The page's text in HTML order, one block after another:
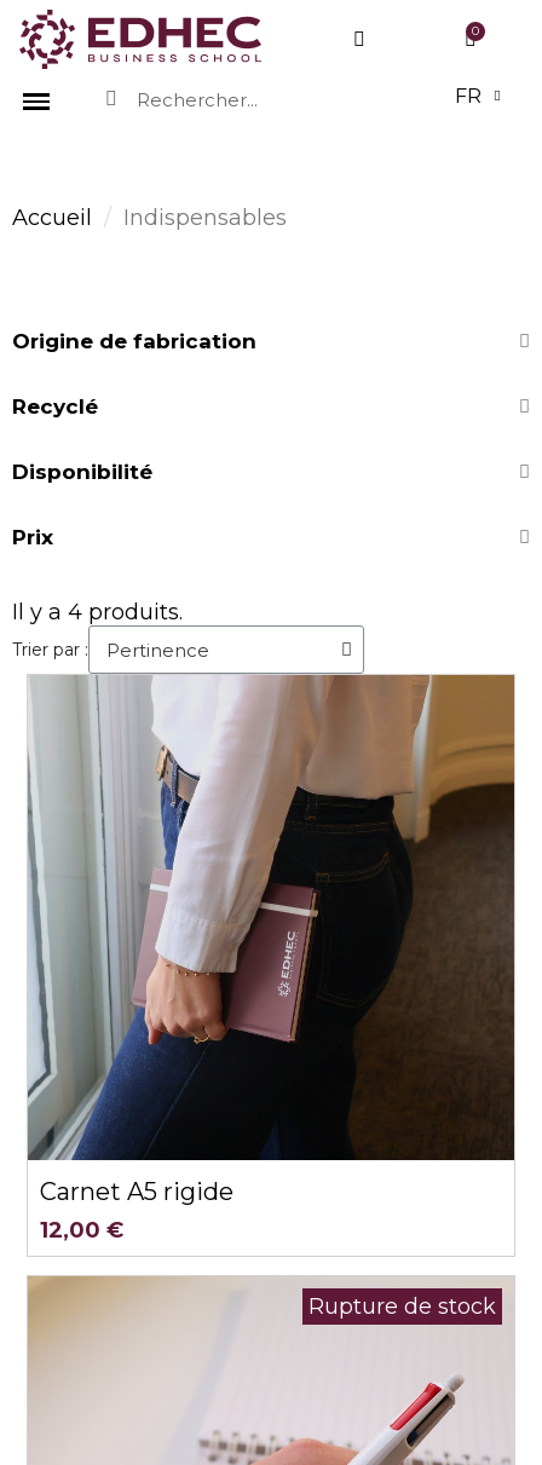
FR
Accueil Indispensables
Origine de fabrication
Recyclé
Disponibilité
Prix
Il y a 4 produits.
Trier par :
Aperçu rapide
Carnet A5 rigide
12,00 €
Rupture de stock